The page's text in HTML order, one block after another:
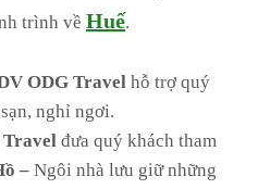
trình về Huế.
ODG Travel hỗ trợ quý
nghỉ ngơi.
Travel đưa quý khách tham
– Ngôi nhà lưu giữ những